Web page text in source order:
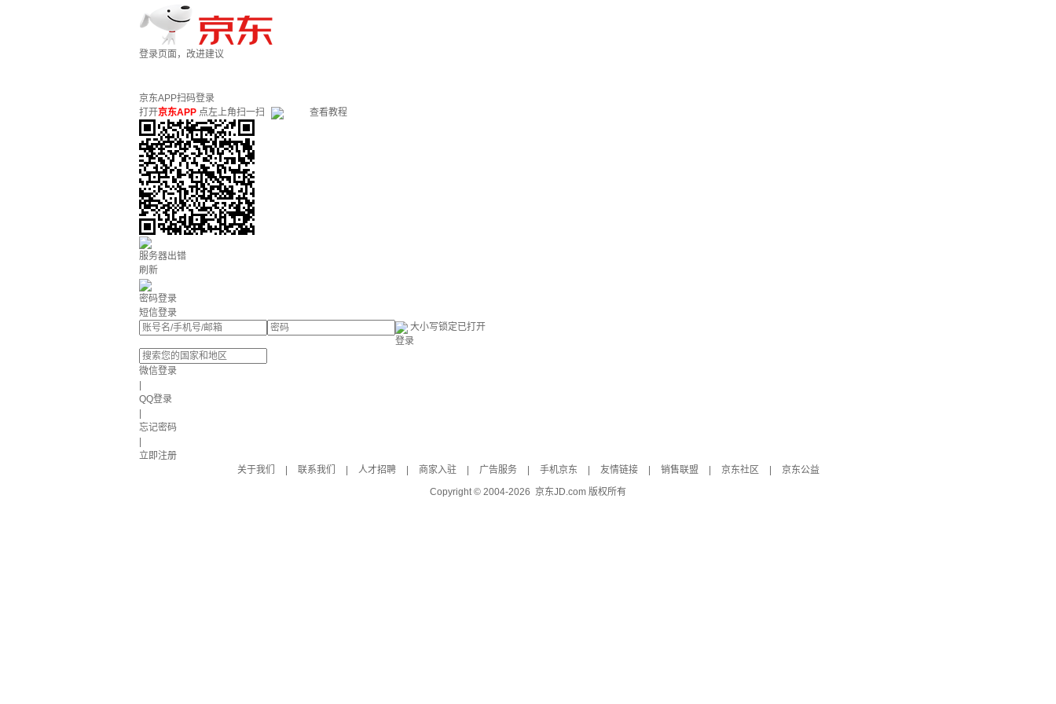
登录页面，改进建议
京东APP扫码登录
打开京东APP 点左上角扫一扫 查看教程
服务器出错
刷新
密码登录
短信登录
大小写锁定已打开
登录
微信登录
QQ登录
忘记密码
立即注册
关于我们
联系我们 人才招聘 商家入驻 广告服务 手机京东 友情链接 销售联盟 京东社区
京东公益
Copyright © 2004-2026 京东JD.com 版权所有